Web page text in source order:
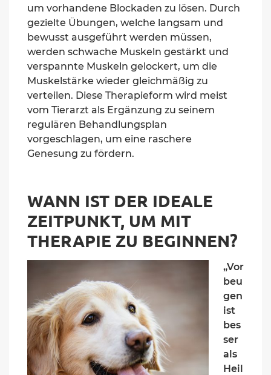
um vorhandene Blockaden zu lösen. Durch
gezielte Übungen, welche langsam und
bewusst ausgeführt werden müssen,
werden schwache Muskeln gestärkt und
verspannte Muskeln gelockert, um die
Muskelstärke wieder gleichmäßig zu
verteilen. Diese Therapieform wird meist
vom Tierarzt als Ergänzung zu seinem
regulären Behandlungsplan
vorgeschlagen, um eine raschere
Genesung zu fördern.
WANN IST DER IDEALE
ZEITPUNKT, UM MIT
THERAPIE ZU BEGINNEN?
„Vor
beu
gen
ist
bes
ser
als
Heil